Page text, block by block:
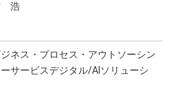
浩
ネス・プロセス・アウトソーシン
サービスデジタル/AIソリューシ